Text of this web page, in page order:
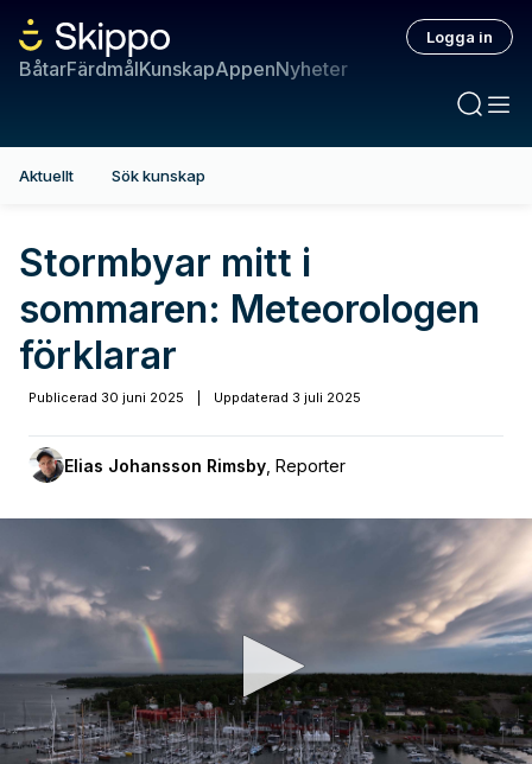
BåtarFärdmålKunskapAppenNyheter
Logga in
Aktuellt Sök kunskap
Stormbyar mitt i
sommaren: Meteorologen
förklarar
Publicerad 30 juni 2025 Uppdaterad 3 juli 2025
Elias Johansson Rimsby Reporter